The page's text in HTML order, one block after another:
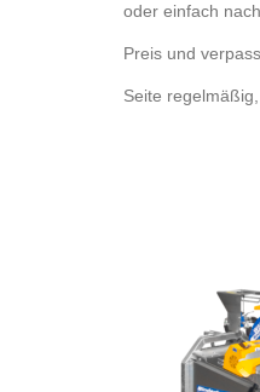
oder einfach
Preis und
Seite